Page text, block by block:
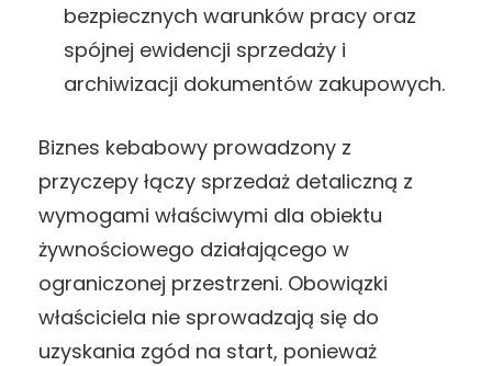
bezpiecznych warunków pracy oraz
spójnej ewidencji sprzedaży i
archiwizacji dokumentów zakupowych.
Biznes kebabowy prowadzony z
przyczepy łączy sprzedaż detaliczną z
wymogami właściwymi dla obiektu
żywnościowego działającego w
ograniczonej przestrzeni. Obowiązki
właściciela nie sprowadzają się do
uzyskania zgód na start, ponieważ